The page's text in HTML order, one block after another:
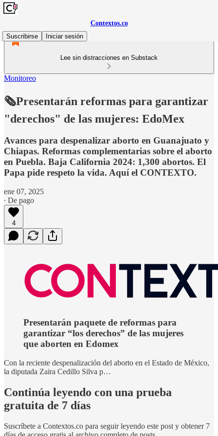
Contextos.co
Suscribirse
Iniciar sesión
Lee sin distracciones en Substack
Monitoreo
🗞️Presentarán reformas para garantizar
"derechos" de las mujeres: EdoMex
Avances para despenalizar aborto en Guanajuato y
Chiapas. Reformas complementarias sobre el aborto
en Puebla. Baja California 2024: 1,300 abortos. El
Papa pide respeto la vida. Aquí el CONTEXTO.
ene 07, 2025
∙ De pago
4
Presentarán paquete de reformas para
garantizar “los derechos” de las mujeres
que aborten en Edomex
Con la reciente despenalización del aborto en el Estado de México,
la diputada Zaira Cedillo Silva p…
Continúa leyendo con una prueba
gratuita de 7 días
Suscríbete a Contextos.co para seguir leyendo este post y obtener 7